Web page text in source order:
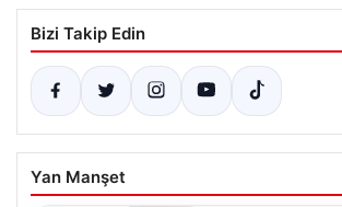
Bizi Takip Edin
Yan Manşet